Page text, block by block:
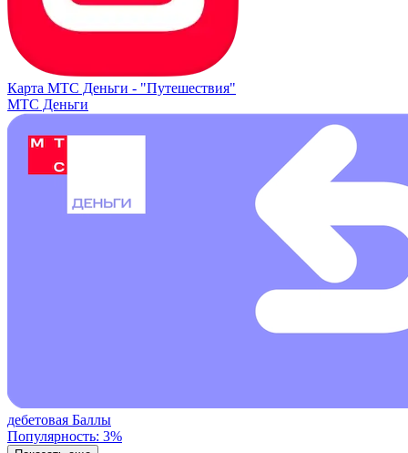
Карта МТС Деньги - "Путешествия"
МТС Деньги
дебетовая Баллы
Популярность: 3%